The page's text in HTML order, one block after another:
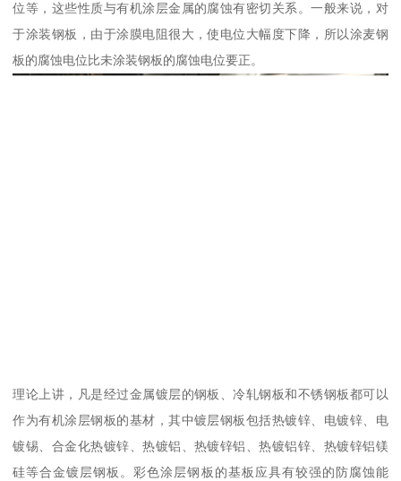
位等，这些性质与有机涂层金属的腐蚀有密切关系。一般来说，对
于涂装钢板，由于涂膜电阻很大，使电位大幅度下降，所以涂麦钢
板的腐蚀电位比未涂装钢板的腐蚀电位要正。
理论上讲，凡是经过金属镀层的钢板、冷轧钢板和不锈钢板都可以
作为有机涂层钢板的基材，其中镀层钢板包括热镀锌、电镀锌、电
镀锡、合金化热镀锌、热镀铝、热镀锌铝、热镀铝锌、热镀锌铝镁
硅等合金镀层钢板。彩色涂层钢板的基板应具有较强的防腐蚀能